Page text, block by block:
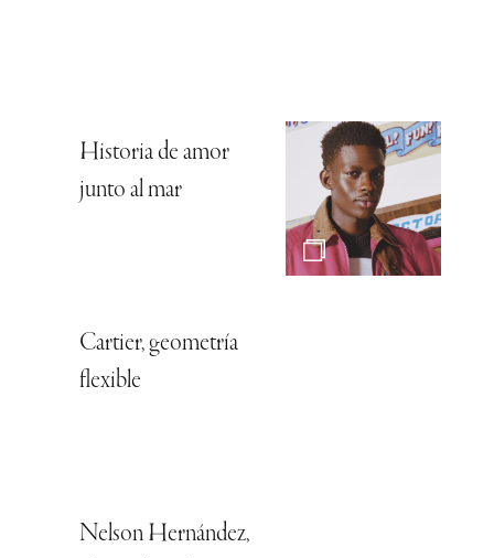
Historia de amor
junto al mar
Cartier, geometría
flexible
Nelson Hernández,